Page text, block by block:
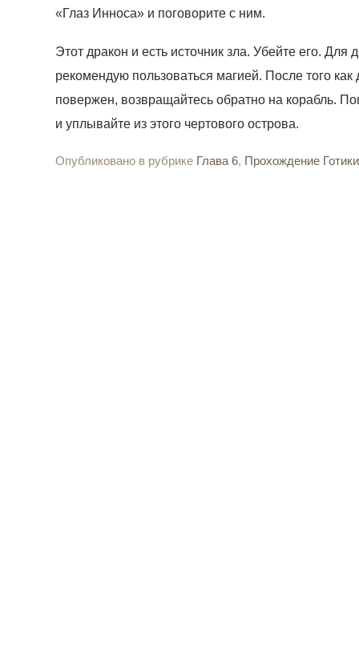
«Глаз Инноса» и поговорите с ним.
Этот дракон и есть источник зла. Убейте его. Для
рекомендую пользоваться магией. После того как
повержен, возвращайтесь обратно на корабль.
и уплывайте из этого чертового острова.
Опубликовано в рубрике Глава 6, Прохождение